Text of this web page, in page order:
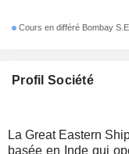
Profil Société
La Great Eastern
basée en Inde qui
Cours en différé Bombay S.E.